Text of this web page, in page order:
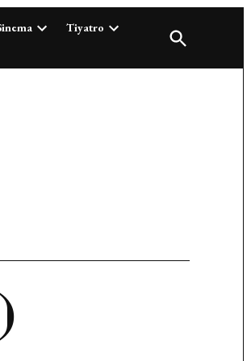
Tiyatro
Open
Search